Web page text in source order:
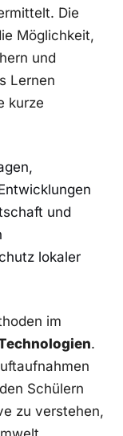
Die
Möglichkeit,
und
Lernen
kurze
und
lokaler
im⁢
.
Schülern
zu verstehen,